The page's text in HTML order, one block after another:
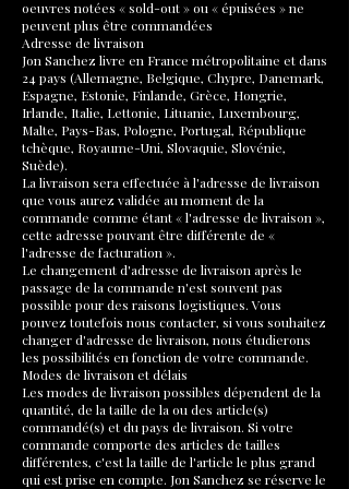
oeuvres notées « sold-out » ou « épuisées » ne
peuvent plus être commandées
Adresse de livraison
Jon Sanchez livre en France métropolitaine et dans
24 pays (Allemagne, Belgique, Chypre, Danemark,
Espagne, Estonie, Finlande, Grèce, Hongrie,
Irlande, Italie, Lettonie, Lituanie, Luxembourg,
Malte, Pays-Bas, Pologne, Portugal, République
tchèque, Royaume-Uni, Slovaquie, Slovénie,
Suède).
La livraison sera effectuée à l'adresse de livraison
que vous aurez validée au moment de la
commande comme étant « l'adresse de livraison »,
cette adresse pouvant être différente de «
l'adresse de facturation ».
Le changement d'adresse de livraison après le
passage de la commande n'est souvent pas
possible pour des raisons logistiques. Vous
pouvez toutefois nous contacter, si vous souhaitez
changer d'adresse de livraison, nous étudierons
les possibilités en fonction de votre commande.
Modes de livraison et délais
Les modes de livraison possibles dépendent de la
quantité, de la taille de la ou des article(s)
commandé(s) et du pays de livraison. Si votre
commande comporte des articles de tailles
différentes, c'est la taille de l'article le plus grand
qui est prise en compte. Jon Sanchez se réserve le